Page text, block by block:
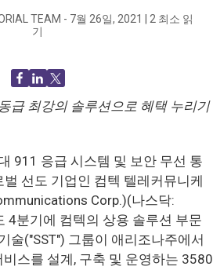
TEAM - 7월 26일, 2021 2 최소 읽
기
급 최강의 솔루션으로 혜택 누리기
911 응급 시스템 및 보안 무선 통
선도 기업인 컴텍 텔레커뮤니케
Corp.)(나스닥:
4분기에 컴텍의 상용 솔루션 부문
술("SST") 그룹이 애리조나주에서
스를 설계, 구축 및 운영하는 3580